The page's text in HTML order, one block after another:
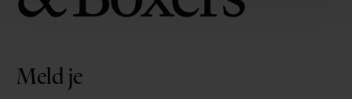
Meld je